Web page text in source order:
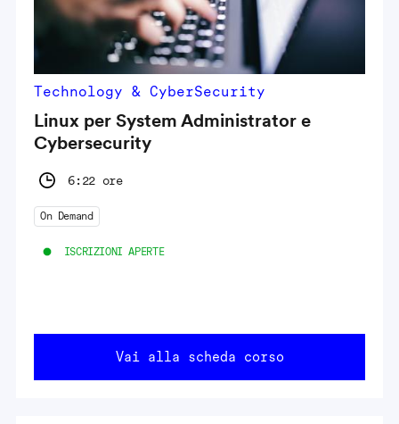
Technology & CyberSecurity
Linux per System Administrator e
Cybersecurity
6:22 ore
On Demand
ISCRIZIONI APERTE
Vai alla scheda corso